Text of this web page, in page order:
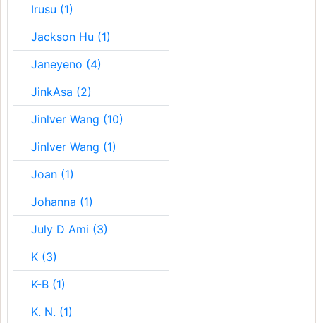
Irusu (1)
Jackson Hu (1)
Janeyeno (4)
JinkAsa (2)
Jinlver Wang (10)
Jinlver Wang (1)
Joan (1)
Johanna (1)
July D Ami (3)
K (3)
K-B (1)
K. N. (1)